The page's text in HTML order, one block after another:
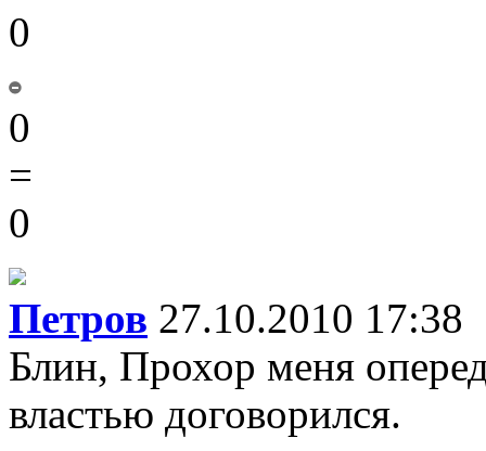
0
0
=
0
Петров 27.10.2010 17:38
Блин, Прохор меня
властью договорился.